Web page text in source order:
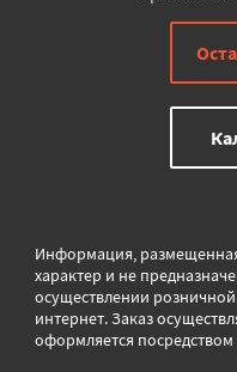
Информация,
характер и не
осуществлении
интернет. Заказ
оформляется